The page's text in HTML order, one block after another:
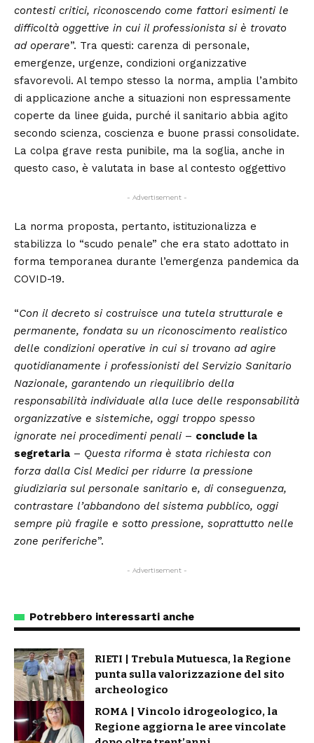
contesti critici, riconoscendo come fattori esimenti le
difficoltà oggettive in cui il professionista si è trovato
ad operare”. Tra questi: carenza di personale,
emergenze, urgenze, condizioni organizzative
sfavorevoli. Al tempo stesso la norma, amplia l’ambito
di applicazione anche a situazioni non espressamente
coperte da linee guida, purché il sanitario abbia agito
secondo scienza, coscienza e buone prassi consolidate.
La colpa grave resta punibile, ma la soglia, anche in
questo caso, è valutata in base al contesto oggettivo
- Advertisement -
La norma proposta, pertanto, istituzionalizza e
stabilizza lo “scudo penale” che era stato adottato in
forma temporanea durante l’emergenza pandemica da
COVID-19.
“Con il decreto si costruisce una tutela strutturale e
permanente, fondata su un riconoscimento realistico
delle condizioni operative in cui si trovano ad agire
quotidianamente i professionisti del Servizio Sanitario
Nazionale, garantendo un riequilibrio della
responsabilità individuale alla luce delle responsabilità
organizzative e sistemiche, oggi troppo spesso
ignorate nei procedimenti penali – conclude la
segretaria – Questa riforma è stata richiesta con
forza dalla Cisl Medici per ridurre la pressione
giudiziaria sul personale sanitario e, di conseguenza,
contrastare l’abbandono del sistema pubblico, oggi
sempre più fragile e sotto pressione, soprattutto nelle
zone periferiche”.
- Advertisement -
Potrebbero interessarti anche
RIETI | Trebula Mutuesca, la Regione
punta sulla valorizzazione del sito
archeologico
ROMA | Vincolo idrogeologico, la
Regione aggiorna le aree vincolate